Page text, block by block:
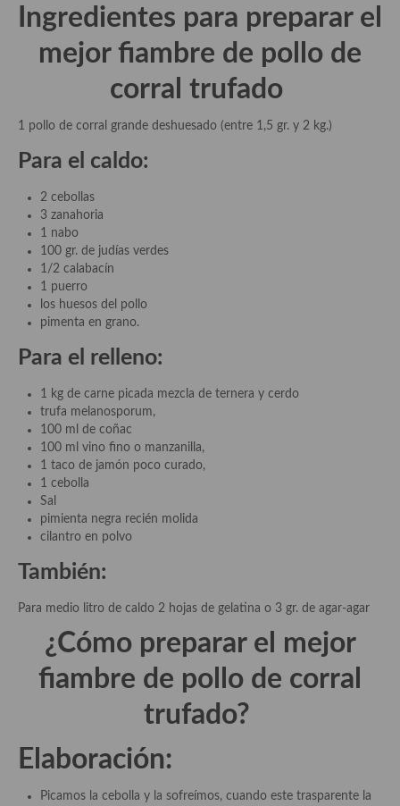
demás
Entrantes y primeros platos
Entrantes
Gazpachos, salmorejos, sopas y cremas frías
Quínoa
Pasta
Arroces Y fideuás
Legumbres y cereales
Masas elaboradas con harina, pizzas, quiches y demás
Plato principal
Aves
Carne
Quesos, recetas
Salazones y encurtidos
Recetas de Cuaresma
Recetas maridadas con los mejores AOVES
Ingredientes para preparar el
mejor fiambre de pollo de
corral trufado
1 pollo de corral grande deshuesado (entre 1,5 gr. y 2 kg.)
Para el caldo:
2 cebollas
3 zanahoria
1 nabo
100 gr. de judías verdes
1/2 calabacín
1 puerro
los huesos del pollo
pimenta en grano.
Para el relleno:
1 kg de carne picada mezcla de ternera y cerdo
trufa melanosporum,
100 ml de coñac
100 ml vino fino o manzanilla,
1 taco de jamón poco curado,
1 cebolla
Sal
pimienta negra recién molida
cilantro en polvo
También:
Para medio litro de caldo 2 hojas de gelatina o 3 gr. de agar-agar
¿Cómo preparar el mejor
fiambre de pollo de corral
trufado?
Elaboración:
Picamos la cebolla y la sofreímos, cuando este trasparente la